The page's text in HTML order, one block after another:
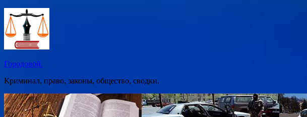
Перейти
содержимому
Городовой.
Криминал, право, законы, общество, сводки.